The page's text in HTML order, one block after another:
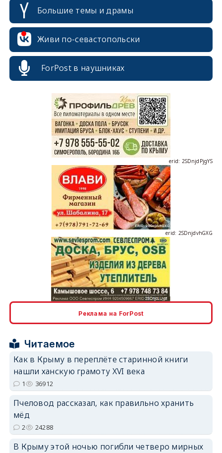
Большие темы и драмы
Живи по-севастопольски
ForPost в наушниках
erid: 2SDnjdPjgYS
erid: 2SDnjdvhGXG
erid: 2SDnjcLUypt
erid: 2SDnjdPjgYS
Реклама на ForPost
Читаемое
Как в Крыму в переплёте старинной книги
нашли ханскую грамоту XVI века
1 36912
Пчеловод рассказал, как правильно хранить
мёд
2 24288
В Крыму этой ночью погибли четверо мирных